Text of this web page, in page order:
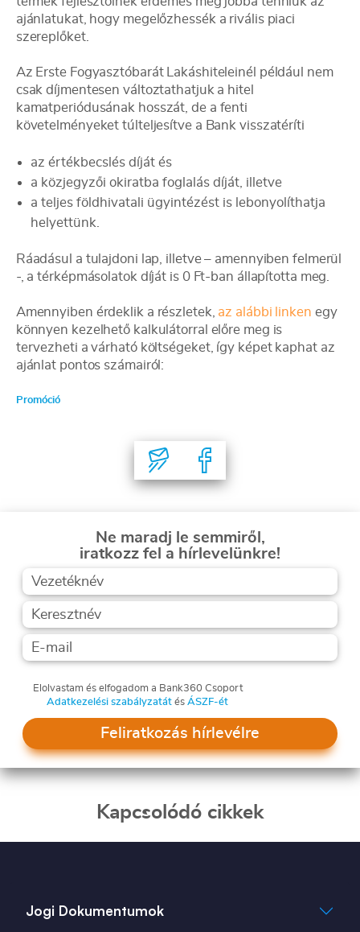
ajánlatukat, hogy megelőzhessék a rivális piaci
szereplőket.
Az Erste Fogyasztóbarát Lakáshiteleinél például nem
csak díjmentesen változtathatjuk a hitel
kamatperiódusának hosszát, de a fenti
követelményeket túlteljesítve a Bank visszatéríti
az értékbecslés díját és
a közjegyzői okiratba foglalás díját, illetve
a teljes földhivatali ügyintézést is lebonyolíthatja
helyettünk.
Ráadásul a tulajdoni lap, illetve – amennyiben felmerül
-, a térképmásolatok díját is 0 Ft-ban állapította meg.
Amennyiben érdeklik a részletek, az alábbi linken egy
könnyen kezelhető kalkulátorral előre meg is
tervezheti a várható költségeket, így képet kaphat az
ajánlat pontos számairól:
Promóció
Ne maradj le semmiről,
iratkozz fel a hírlevelünkre!
Elolvastam és elfogadom a Bank360 Csoport
Adatkezelési szabályzatátés ÁSZF-ét
Feliratkozás hírlevélre
Kapcsolódó cikkek
Jogi Dokumentumok